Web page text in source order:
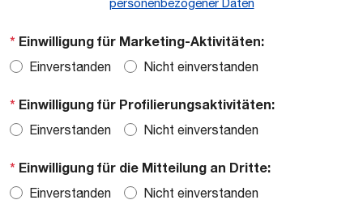
personenbezogener Daten
* Einwilligung für Marketing-Aktivitäten:
Einverstanden Nicht einverstanden
* Einwilligung für Profilierungsaktivitäten:
Einverstanden Nicht einverstanden
* Einwilligung für die Mitteilung an Dritte:
Einverstanden Nicht einverstanden